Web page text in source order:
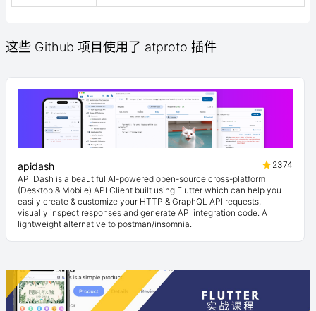
这些 Github 项目使用了 atproto 插件
apidash
2374
API Dash is a beautiful AI-powered open-source cross-platform
(Desktop & Mobile) API Client built using Flutter which can help you
easily create & customize your HTTP & GraphQL API requests,
visually inspect responses and generate API integration code. A
lightweight alternative to postman/insomnia.